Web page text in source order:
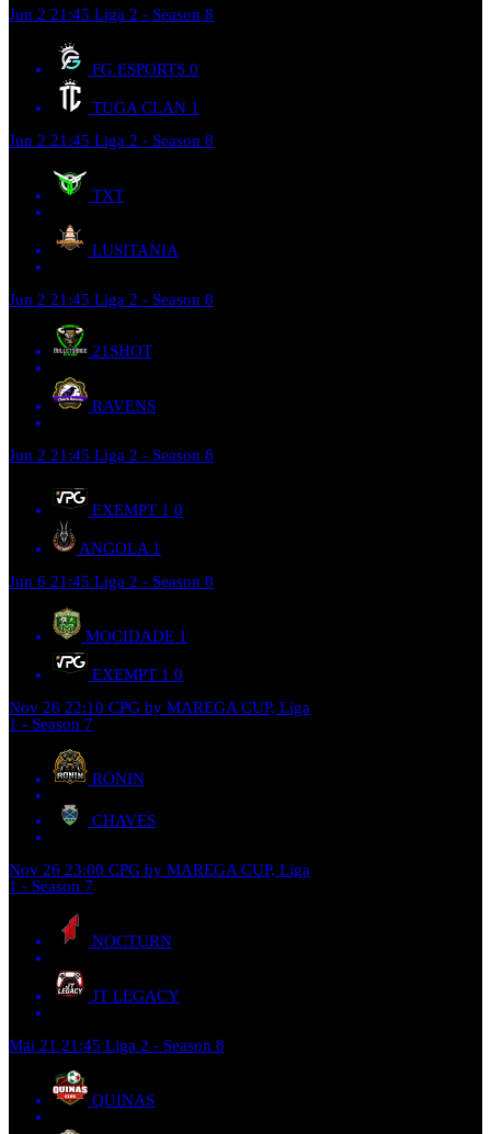
Jun 2 21:45 Liga 2 - Season 8
FG ESPORTS 0
TUGA CLAN 1
Jun 2 21:45 Liga 2 - Season 8
TXT
LUSITANIA
Jun 2 21:45 Liga 2 - Season 8
21SHOT
RAVENS
Jun 2 21:45 Liga 2 - Season 8
EXEMPT 1 0
ANGOLA 1
Jun 6 21:45 Liga 2 - Season 8
MOCIDADE 1
EXEMPT 1 0
Nov 26 22:10 CPG by MAREGA CUP, Liga
1 - Season 7
RONIN
CHAVES
Nov 26 23:00 CPG by MAREGA CUP, Liga
1 - Season 7
NOCTURN
JT LEGACY
Mai 21 21:45 Liga 2 - Season 8
QUINAS